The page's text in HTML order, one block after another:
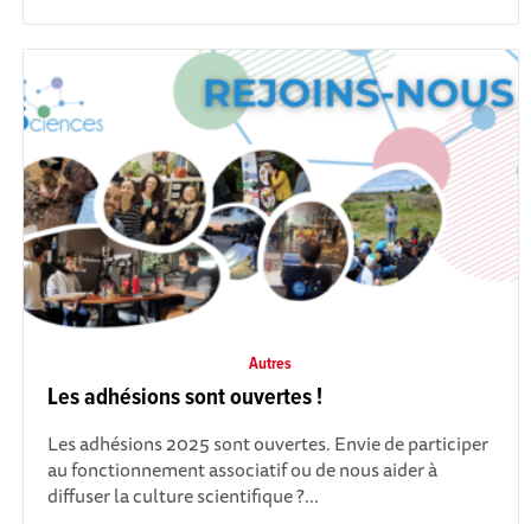
Autres
Les adhésions sont ouvertes !
Les adhésions 2025 sont ouvertes. Envie de participer
au fonctionnement associatif ou de nous aider à
diffuser la culture scientifique ?...